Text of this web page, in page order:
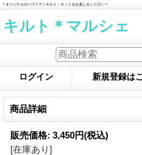
＊オリジナルのハワイアンキルト・キットをお楽しみください＊
キルト＊マルシェ
ログイン 新規登録は
商品詳細
販売価格: 3,450円(税込)
[在庫あり]